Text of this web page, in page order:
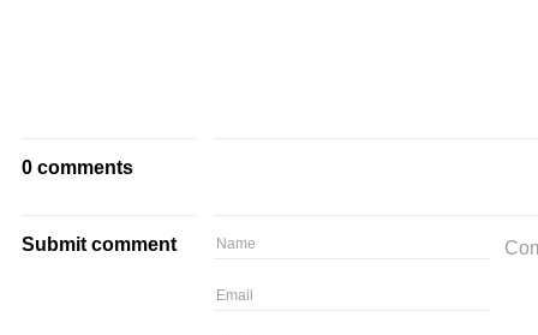
0 comments
Submit comment